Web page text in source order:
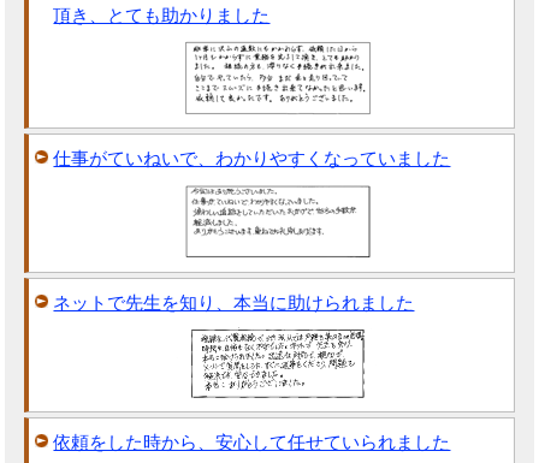
頂き、とても助かりました
仕事がていねいで、わかりやすくなっていました
ネットで先生を知り、本当に助けられました
依頼をした時から、安心して任せていられました